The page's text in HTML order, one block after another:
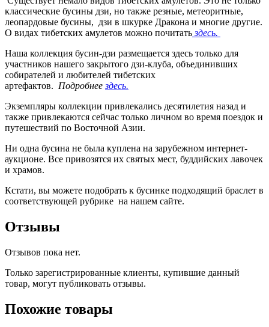
классические бусины дзи, но также резные, метеоритные,
леопардовые бусины, дзи в шкурке Дракона и многие другие.
О видах тибетских амулетов можно почитатьздесь.
Наша коллекция бусин-дзи размещается здесь только для
участников нашего закрытого дзи-клуба, объединивших
собирателей и любителей тибетских
артефактов. Подробнеездесь.
Экземпляры коллекции привлекались десятилетия назад и
также привлекаются сейчас только личном во время поездок и
путешествий по Восточной Азии.
Ни одна бусина не была куплена на зарубежном интернет-
аукционе. Все привозятся их святых мест, буддийских лавочек
и храмов.
Кстати, вы можете подобрать к бусинке подходящий браслет в
соответствующей рубрике на нашем сайте.
Отзывы
Отзывов пока нет.
Только зарегистрированные клиенты, купившие данный
товар, могут публиковать отзывы.
Похожие товары